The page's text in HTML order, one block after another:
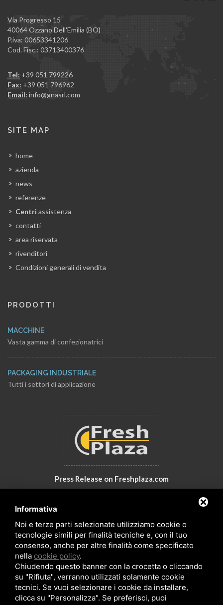
Via Progresso 15
40064 Ozzano Dell'Emilia (BO)
P.iva: 00653341206
Cod. Fisc.: 03713400376
Tel: +39 051 799226
Fax: +39 051 796962
Email: info@gnasrl.com
SITE MAP
home
azienda
news
referenze
Centri assistenza
contatti
area riservata
rivenditori
Condizioni generali di vendita
PRODOTTI
MACCHINE
Vasta gamma di confezionatrici
PACKAGING INDUSTRIALE
Tutti i settori di applicazione
Press Release on Freshplaza.com
Informativa
Noi e terze parti selezionate utilizziamo cookie o
tecnologie simili per finalità tecniche e, con il tuo
consenso, anche per altre finalità come specificato
nella cookie policy.
Chiudendo questo banner con la crocetta o cliccando
su "Rifiuta", verranno utilizzati solamente cookie
tecnici. Se vuoi selezionare i cookie da installare,
clicca su "Personalizza". Se preferisci, puoi